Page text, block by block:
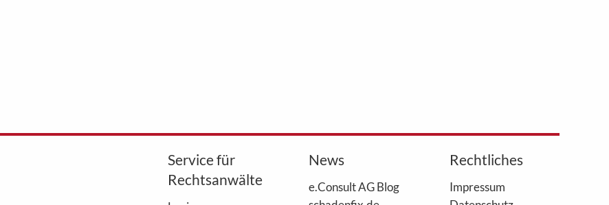
Service für
Rechtsanwälte
News
e.Consult AG Blog
Rechtliches
Impressum